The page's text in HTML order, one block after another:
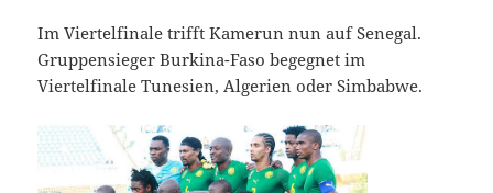
Im Viertelfinale trifft Kamerun nun auf Senegal.
Gruppensieger Burkina-Faso begegnet im
Viertelfinale Tunesien, Algerien oder Simbabwe.